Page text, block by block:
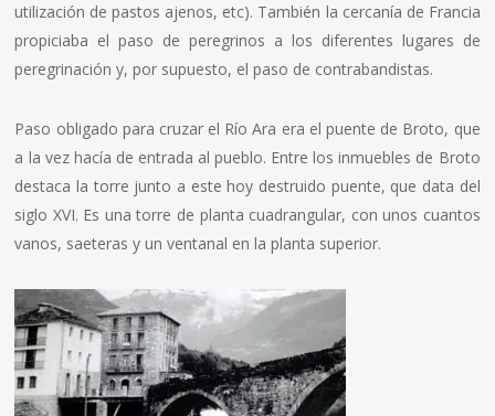
utilización de pastos ajenos, etc). También la cercanía de Francia
propiciaba el paso de peregrinos a los diferentes lugares de
peregrinación y, por supuesto, el paso de contrabandistas.
Paso obligado para cruzar el Río Ara era el puente de Broto, que
a la vez hacía de entrada al pueblo. Entre los inmuebles de Broto
destaca la torre junto a este hoy destruido puente, que data del
siglo XVI. Es una torre de planta cuadrangular, con unos cuantos
vanos, saeteras y un ventanal en la planta superior.